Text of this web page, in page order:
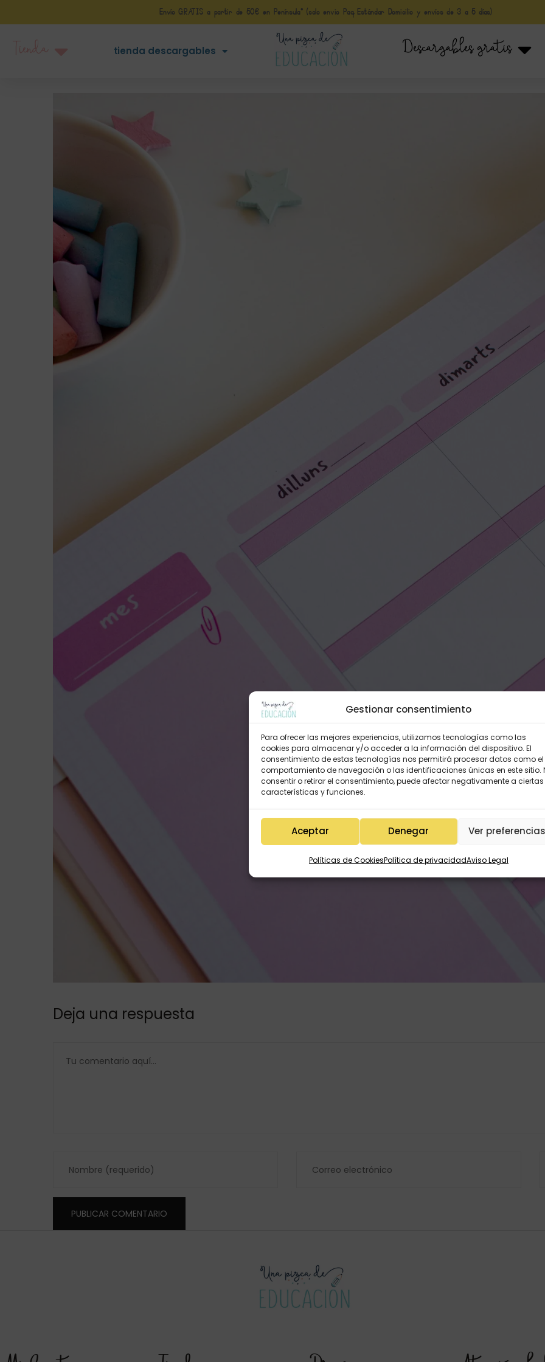
Gestionar consentimiento
Para ofrecer las mejores experiencias, utilizamos tecnologías como las
cookies para almacenar y/o acceder a la información del dispositivo. El
consentimiento de estas tecnologías nos permitirá procesar datos como el
comportamiento de navegación o las identificaciones únicas en este sitio.
consentir o retirar el consentimiento, puede afectar negativamente a ciertas
características y funciones.
Aceptar Denegar Ver
Políticas de CookiesPolítica de privacidadAviso Legal
Envío GRATIS a partir de 50€ en Península* (solo envio Paq Estándar Domicilio y envíos de 3 a 5 días)
tienda descargables Descargables gratis
Deja una respuesta